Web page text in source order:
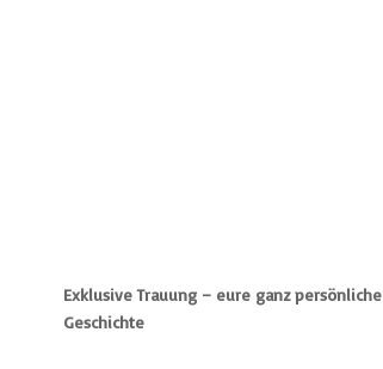
Exklusive Trauung – eure ganz persönliche
Geschichte